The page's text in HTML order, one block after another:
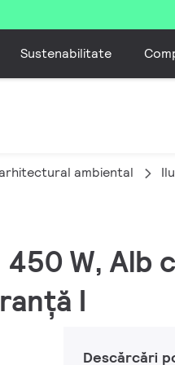
Sustenabilitate
ambiental
W, Alb
I
Descărcări